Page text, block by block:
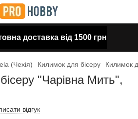
доставка від 1500 грн
(Чехія) Килимок для бісеру Килимок
"Чарівна Мить",
відгук